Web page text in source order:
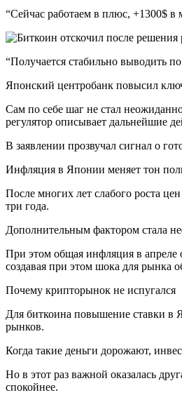
“Сейчас работаем в плюс, +1300$ в
“Получается стабильно выводить
Японский центробанк повысил
Сам по себе шаг не стал
регулятор описывает дальнейшие
В заявлении прозвучал сигнал о
Инфляция в Японии меняет тон
После многих лет слабого роста
три года.
Дополнительным фактором стала
При этом общая инфляция в апреле
создавая при этом шока для рынка
Почему крипторынок не испугался
Для биткоина повышение ставки в
рынков.
Когда такие деньги дорожают,
Но в этот раз важной оказалась
спокойнее.